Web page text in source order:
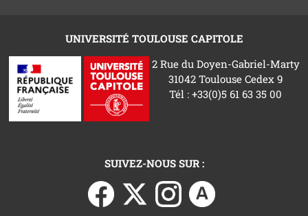
UNIVERSITÉ TOULOUSE CAPITOLE
2 Rue du Doyen-Gabriel-Marty
31042 Toulouse Cedex 9
Tél : +33(0)5 61 63 35 00
SUIVEZ-NOUS SUR :